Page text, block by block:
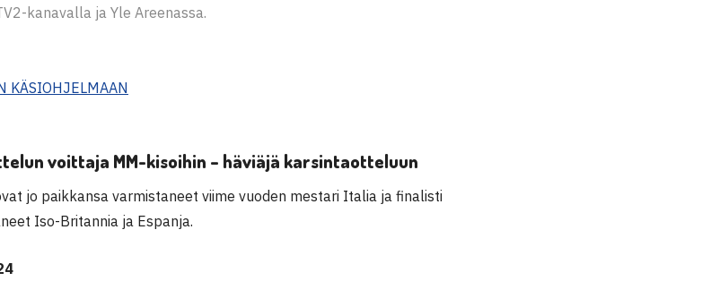
kanavalla ja Yle Areenassa.
KÄSIOHJELMAAN
voittaja MM-kisoihin – häviäjä karsintaotteluun
jo paikkansa varmistaneet viime vuoden mestari Italia ja finalisti
Iso-Britannia ja Espanja.